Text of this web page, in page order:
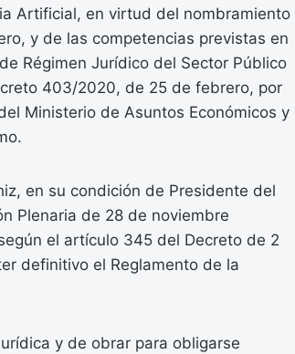
Artificial, en virtud del nombramiento
y de las competencias previstas en
Régimen Jurídico del Sector Público
403/2020, de 25 de febrero, por
Ministerio de Asuntos Económicos y
en su condición de Presidente del
Plenaria de 28 de noviembre
el artículo 345 del Decreto de 2
definitivo el Reglamento de la
y de obrar para obligarse